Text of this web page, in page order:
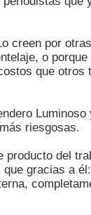
creen por
o
que otros
Luminoso
riesgosas.
producto del
gracias a